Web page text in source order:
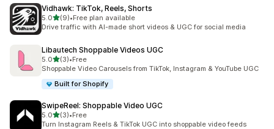
Vidhawk: TikTok, Reels, Shorts
5.0별 5개 중
(9)
총 리뷰 9개
•Free plan available
Drive traffic with AI-made short videos & UGC for social media
Libautech Shoppable Videos UGC
5.0별 5개 중
(3)
총 리뷰 3개
•Free
Shoppable Video Carousels from TikTok, Instagram & YouTube UGC
Built for Shopify
SwipeReel: Shoppable Video UGC
5.0별 5개 중
(3)
총 리뷰 3개
•Free
Turn Instagram Reels & TikTok UGC into shoppable video feeds